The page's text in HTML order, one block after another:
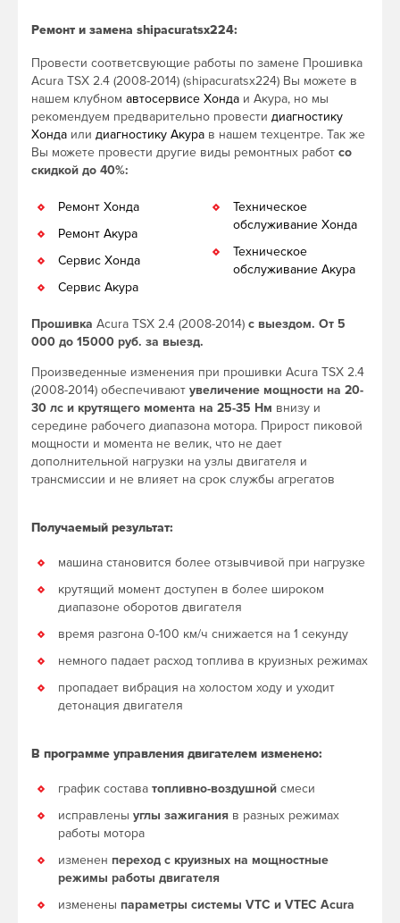
Ремонт и замена shipacuratsx224:
Провести соответсвующие работы по замене Прошивка
Acura TSX 2.4 (2008-2014) (shipacuratsx224) Вы можете в
нашем клубном автосервисе Хонда и Акура, но мы
рекомендуем предварительно провести диагностику
Хонда или диагностику Акура в нашем техцентре. Так же
Вы можете провести другие виды ремонтных работ со
скидкой до 40%:
Ремонт Хонда
Ремонт Акура
Сервис Хонда
Сервис Акура
Техническое
обслуживание Хонда
Техническое
обслуживание Акура
Прошивка Acura TSX 2.4 (2008-2014) с выездом. От 5
000 до 15000 руб. за выезд.
Произведенные изменения при прошивки Acura TSX 2.4
(2008-2014) обеспечивают увеличение мощности на 20-
30 лс и крутящего момента на 25-35 Нм внизу и
середине рабочего диапазона мотора. Прирост пиковой
мощности и момента не велик, что не дает
дополнительной нагрузки на узлы двигателя и
трансмиссии и не влияет на срок службы агрегатов
Получаемый результат:
машина становится более отзывчивой при нагрузке
крутящий момент доступен в более широком
диапазоне оборотов двигателя
время разгона 0-100 км/ч снижается на 1 секунду
немного падает расход топлива в круизных режимах
пропадает вибрация на холостом ходу и уходит
детонация двигателя
В программе управления двигателем изменено:
график состава топливно-воздушной смеси
исправлены углы зажигания в разных режимах
работы мотора
изменен переход с круизных на мощностные
режимы работы двигателя
изменены параметры системы VTC и VTEC Acura